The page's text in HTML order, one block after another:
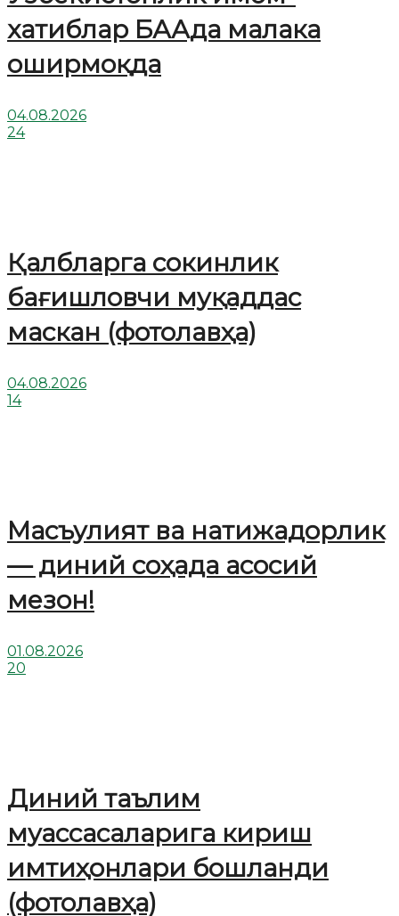
хатиблар БААда малака
оширмоқда
04.08.2026
24
Қалбларга сокинлик
бағишловчи муқаддас
маскан (фотолавҳа)
04.08.2026
14
Масъулият ва натижадорлик
— диний соҳада асосий
мезон!
01.08.2026
20
Диний таълим
муассасаларига кириш
имтиҳонлари бошланди
(фотолавҳа)